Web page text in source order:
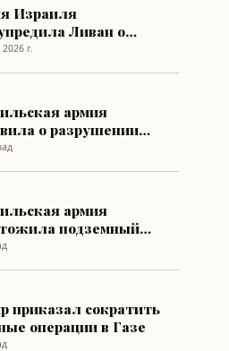
Израиля
Ливан о
для его войск в
г.
армия
о разрушении
и десятков ракет
армия
подземный
в южном Ливане
приказал сократить
операции в Газе